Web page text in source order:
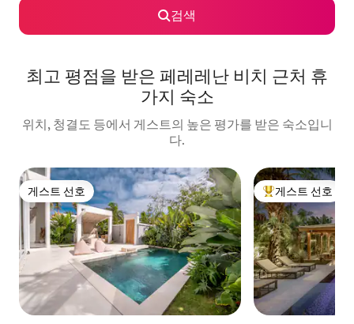
검색
최고 평점을 받은 페레레난 비치 근처 휴
가지 숙소
위치, 청결도 등에서 게스트의 높은 평가를 받은 숙소입니
다.
게스트 선호
게스트 선호 상위 게스트 선호
게스트 선호